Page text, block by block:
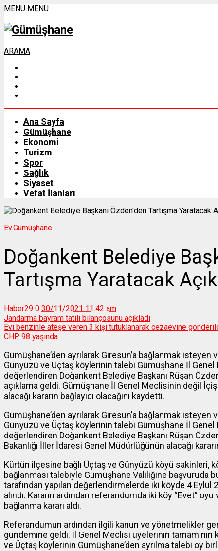
MENÜ MENÜ
ARAMA
Ana Sayfa
Gümüşhane
Ekonomi
Turizm
Spor
Sağlık
Siyaset
Vefat İlanları
Ev.Gümüşhane
Doğankent Belediye
Tartışma Yaratacak
Haber29 0 30/11/2021 11:42 am
Jandarma bayram tatili bilançosunu açıkladı
Evi benzinle ateşe veren 3 kişi tutuklanarak cezaevine
CHP 98 yaşında
Gümüşhane’den ayrılarak Giresun’a bağlanmak isteyen
Günyüzü ve Üçtaş köylerinin talebi Gümüşhane İl Genel
değerlendiren Doğankent Belediye Başkanı Rüşan
açıklama geldi. Gümüşhane İl Genel Meclisinin değil
alacağı kararın bağlayıcı olacağını kaydetti.
Gümüşhane’den ayrılarak Giresun’a bağlanmak isteyen
Günyüzü ve Üçtaş köylerinin talebi Gümüşhane İl Genel
değerlendiren Doğankent Belediye Başkanı Rüşan
Bakanlığı İller İdaresi Genel Müdürlüğünün alacağı
Kürtün ilçesine bağlı Üçtaş ve Günyüzü köyü sakinleri,
bağlanması talebiyle Gümüşhane Valiliğine başvuruda
tarafından yapılan değerlendirmelerde iki köyde 4 Eylül
alındı. Kararın ardından referandumda iki köy “Evet”
bağlanma kararı aldı.
Referandumun ardından ilgili kanun ve yönetmelikler
gündemine geldi. İl Genel Meclisi üyelerinin tamamının
ve Üçtaş köylerinin Gümüşhane’den ayrılma talebi oy